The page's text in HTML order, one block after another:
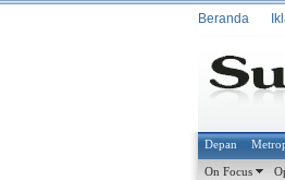
Beranda
Depan
On Focus